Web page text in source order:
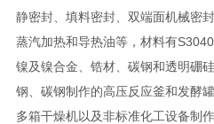
静密封、填料密封、双端面机械密
蒸汽加热和导热油等，材料有
镍及镍合金、锆材、碳钢和透明硼
钢、碳钢制作的高压反应釜和发酵
多箱干燥机以及非标准化工设备制